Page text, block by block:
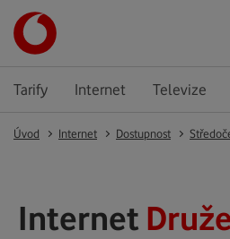
Tarify Internet Televize
Úvod Internet Dostupnost
Internet